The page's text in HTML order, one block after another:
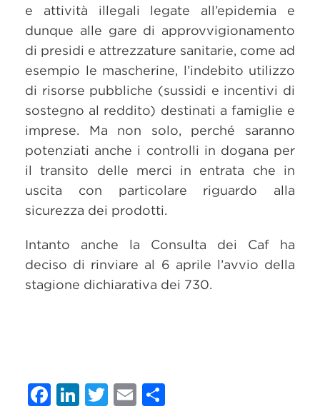
e attività illegali legate all’epidemia e
dunque alle gare di approvvigionamento
di presidi e attrezzature sanitarie, come ad
esempio le mascherine, l’indebito utilizzo
di risorse pubbliche (sussidi e incentivi di
sostegno al reddito) destinati a famiglie e
imprese. Ma non solo, perché saranno
potenziati anche i controlli in dogana per
il transito delle merci in entrata che in
uscita con particolare riguardo alla
sicurezza dei prodotti.
Intanto anche la Consulta dei Caf ha
deciso di rinviare al 6 aprile l’avvio della
stagione dichiarativa dei 730.
Facebook
LinkedIn
Twitter
Email